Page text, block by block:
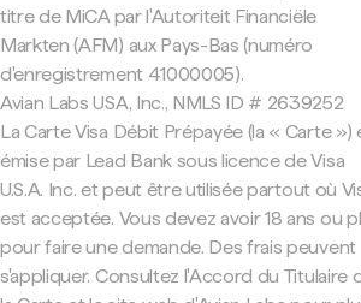
titre de MiCA par l'Autoriteit Financiële
Markten (AFM) aux Pays-Bas (numéro
d'enregistrement 41000005).
Avian Labs USA, Inc., NMLS ID # 2639252
La Carte Visa Débit Prépayée (la « Carte »)
émise par Lead Bank sous licence de Visa
U.S.A. Inc. et peut être utilisée partout où
est acceptée. Vous devez avoir 18 ans ou
pour faire une demande. Des frais peuvent
s'appliquer. Consultez l'Accord du Titulaire